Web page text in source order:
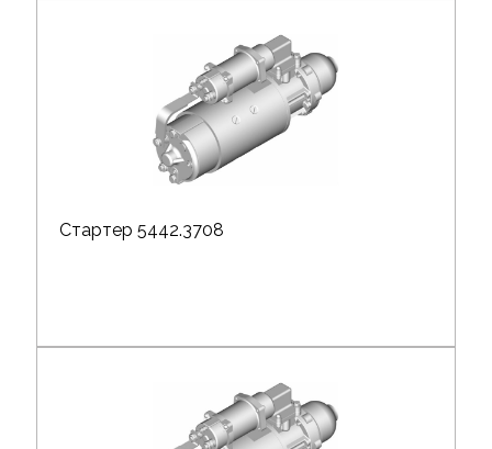
Стартер 5442.3708